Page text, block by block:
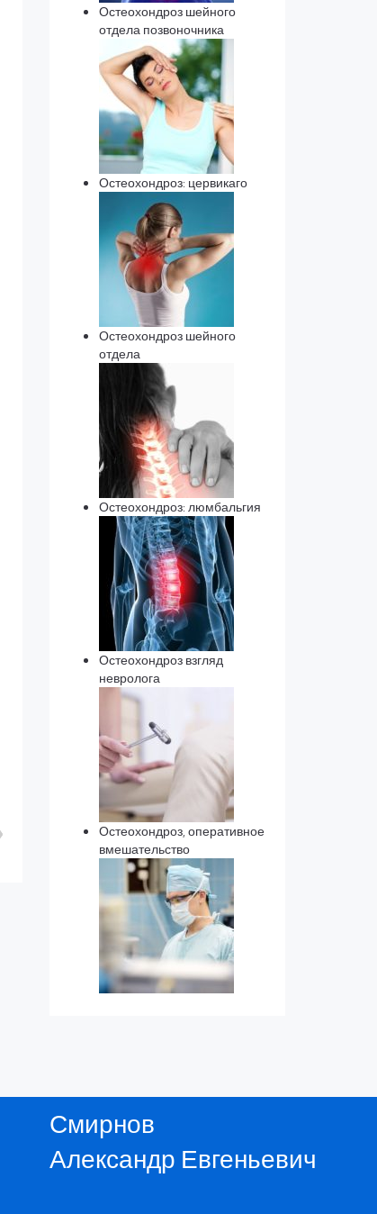
Остеохондроз шейного
отдела позвоночника
Остеохондроз: цервикаго
Остеохондроз шейного
отдела
Остеохондроз: люмбальгия
Остеохондроз взгляд
невролога
Остеохондроз, оперативное
вмешательство
Смирнов
Александр Евгеньевич